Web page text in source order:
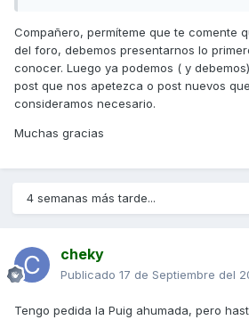
Compañero, permíteme que te comente
del foro, debemos presentarnos lo
conocer. Luego ya podemos ( y
post que nos apetezca o post nuevos
consideramos necesario.
Muchas gracias
4 semanas más tarde...
cheky
Publicado 17 de Septiembre del
Tengo pedida la Puig ahumada, pero